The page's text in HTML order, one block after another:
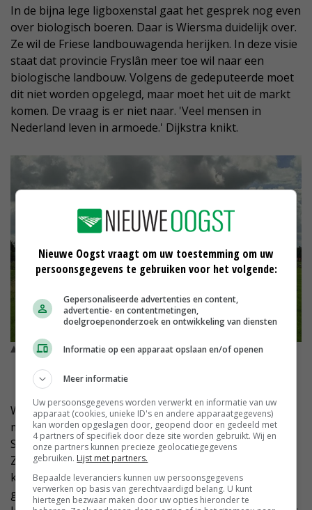
In de bijna lege ligboxenstal gaat het gesprek nog even
over biologisch boeren. Daar is Wiersma duidelijk over.
Ze wil de Friese landbouwagenda herijken. In deze visie
staat dat provincie Fryslân meer toe wil naar een
biologische landbouw. Volgens de gedeputeerde moet
dit niet worden opgelegd, maar moet het uit de markt
komen. De vraag is er niet naar. 'Veel mensen in
Nederland leven in armoede.' Dijkstra knikt.
De melkveehouder heeft 64 hectare grasland in beheer. ©
Tienke Wouda
Wiersma kijkt uit naar het gesprek met demissionair
minister Christianne van der Wal voor Natuur en
Stikstof dat ze volgende maand op haar initiatief heeft.
Ze vindt het belangrijk om de lijntjes met Den Haag
kort te houden. Daarom zit ze namens de Friese
gedeputeerden ook in het bestuur van het
Nieuwe Oogst vraagt om uw toestemming om uw
persoonsgegevens te gebruiken voor het volgende:
Gepersonaliseerde advertenties en content,
advertentie- en contentmetingen,
doelgroepenonderzoek en ontwikkeling van diensten
Informatie op een apparaat opslaan en/of openen
Meer informatie
Uw persoonsgegevens worden verwerkt en informatie van uw
apparaat (cookies, unieke ID's en andere apparaatgegevens)
kan worden opgeslagen door, geopend door en gedeeld met
4 partners of specifiek door deze site worden gebruikt. Wij en
onze partners kunnen precieze geolocatiegegevens
gebruiken. Lijst met partners.
Bepaalde leveranciers kunnen uw persoonsgegevens
verwerken op basis van gerechtvaardigd belang. U kunt
hiertegen bezwaar maken door uw opties hieronder te